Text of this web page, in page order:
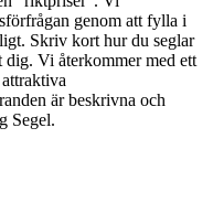
genom att fylla i
Skriv kort hur du seglar
Vi återkommer med ett
är beskrivna och
Segel.